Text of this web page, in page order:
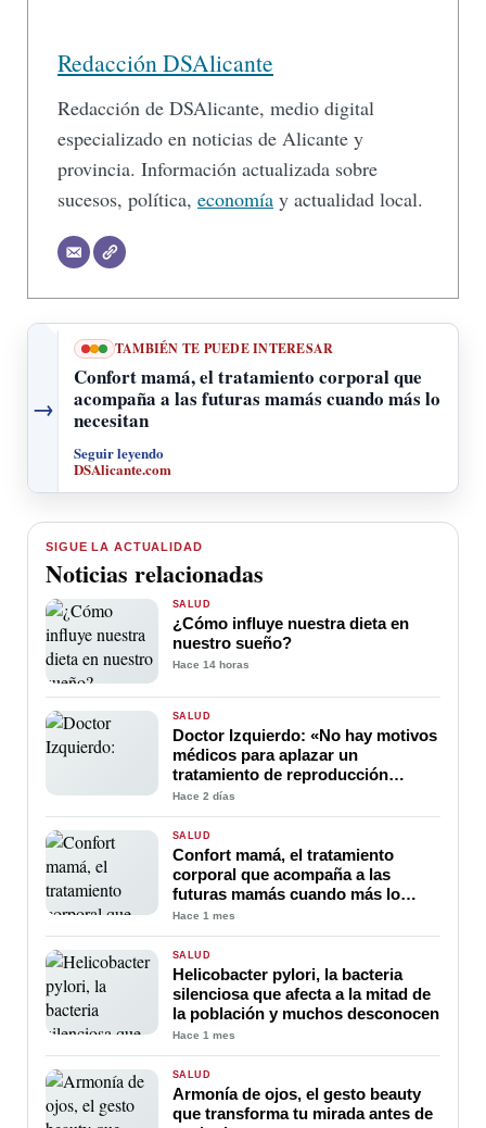
Redacción DSAlicante
Redacción de DSAlicante, medio digital
especializado en noticias de Alicante y
provincia. Información actualizada sobre
sucesos, política, economía y actualidad local.
→
TAMBIÉN TE PUEDE INTERESAR
Confort mamá, el tratamiento corporal que
acompaña a las futuras mamás cuando más lo
necesitan
Seguir leyendo
DSAlicante.com
SIGUE LA ACTUALIDAD
Noticias relacionadas
SALUD
¿Cómo influye nuestra dieta en
nuestro sueño?
Hace 14 horas
SALUD
Doctor Izquierdo: «No hay motivos
médicos para aplazar un
tratamiento de reproducción
asistida por el verano»
Hace 2 días
SALUD
Confort mamá, el tratamiento
corporal que acompaña a las
futuras mamás cuando más lo
necesitan
Hace 1 mes
SALUD
Helicobacter pylori, la bacteria
silenciosa que afecta a la mitad de
la población y muchos desconocen
Hace 1 mes
SALUD
Armonía de ojos, el gesto beauty
que transforma tu mirada antes de